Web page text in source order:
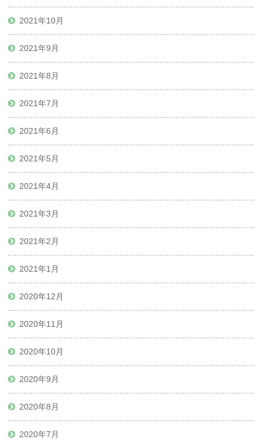
2021年10月
2021年9月
2021年8月
2021年7月
2021年6月
2021年5月
2021年4月
2021年3月
2021年2月
2021年1月
2020年12月
2020年11月
2020年10月
2020年9月
2020年8月
2020年7月